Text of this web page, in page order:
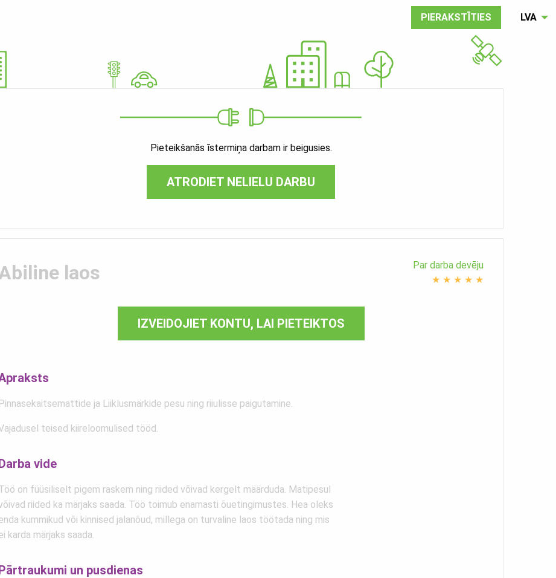
PIERAKSTĪTIES LVA
Pieteikšanās īstermiņa darbam ir beigusies.
ATRODIET NELIELU DARBU
laos
Par darba devēju
★ ★ ★ ★ ★
IZVEIDOJIET KONTU, LAI PIETEIKTOS
Pinnasekaitsemattide ja Liiklusmärkide pesu ning riiulisse paigutamine.
teised kiireloomulised tööd.
vide
on füüsiliselt pigem raskem ning riided võivad kergelt määrduda. Matipesul
riided ka märjaks saada. Töö toimub enamasti õuetingimustes. Hea oleks
kummikud või kinnised jalanõud, millega on turvaline laos töötada ning mis
karda märjaks saada.
un pusdienas